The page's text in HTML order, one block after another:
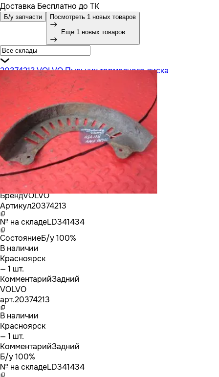
Доставка Бесплатно до ТК
Б/у запчасти Посмотреть 1 новых товаров
Еще 1 новых товаров
20374213 VOLVO Пыльник тормозного диска
БрендVOLVO
Артикул20374213
№ на складеLD341434
СостояниеБ/у 100%
В наличии
Красноярск
— 1 шт.
КомментарийЗадний
VOLVO
арт.20374213
В наличии
Красноярск
— 1 шт.
КомментарийЗадний
Б/у 100%
№ на складеLD341434